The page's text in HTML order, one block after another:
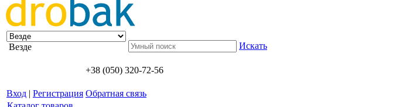
Везде Искать
+38 (050) 320-72-56
Вход | Регистрация Обратная связь